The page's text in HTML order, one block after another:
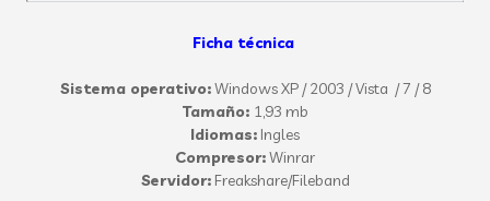
Ficha técnica
Sistema operativo:Windows XP / 2003 / Vista / 7 / 8
Tamaño: 1,93 mb
Idiomas: Ingles
Compresor:Winrar
Servidor:Freakshare/Fileband